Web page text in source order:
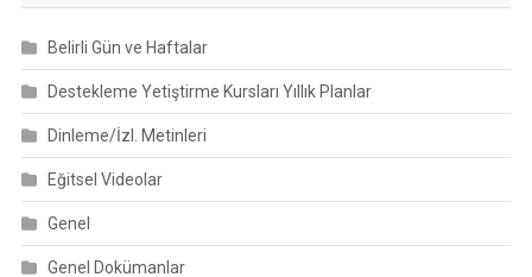
Belirli Gün ve Haftalar
Destekleme Yetiştirme Kursları Yıllık Planlar
Dinleme/İzl. Metinleri
Eğitsel Videolar
Genel
Genel Dokümanlar